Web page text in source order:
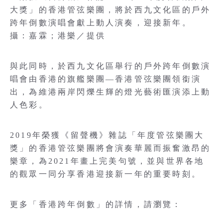
大獎」的香港管弦樂團，將於西九文化區的戶外
跨年倒數演唱會獻上動人演奏，迎接新年。
攝：嘉霖；港樂／提供
與此同時，於西九文化區舉行的戶外跨年倒數演
唱會由香港的旗艦樂團—香港管弦樂團領銜演
出，為維港兩岸閃爍生輝的燈光藝術匯演添上動
人色彩。
2019年榮獲《留聲機》雜誌「年度管弦樂團大
獎」的香港管弦樂團將會演奏華麗而振奮激昂的
樂章，為2021年畫上完美句號，並與世界各地
的觀眾一同分享香港迎接新一年的重要時刻。
更多「香港跨年倒數」的詳情，請瀏覽：